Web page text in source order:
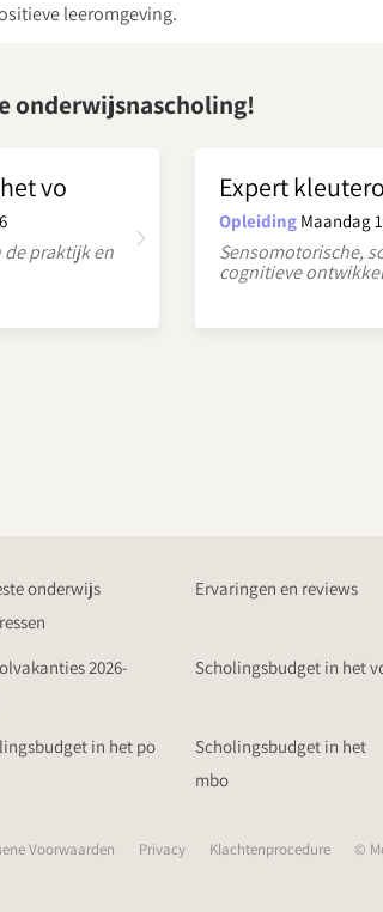
leeromgeving.
onderwijsnascholing!
vo
de praktijk en
Expert
Opleiding Maandag
Sensomotorische,
cognitieve
onderwijs
Ervaringen en reviews
2026-
Scholingsbudget in het
in het po
Scholingsbudget in het
mbo
Voorwaarden Privacy Klachtenprocedure ©